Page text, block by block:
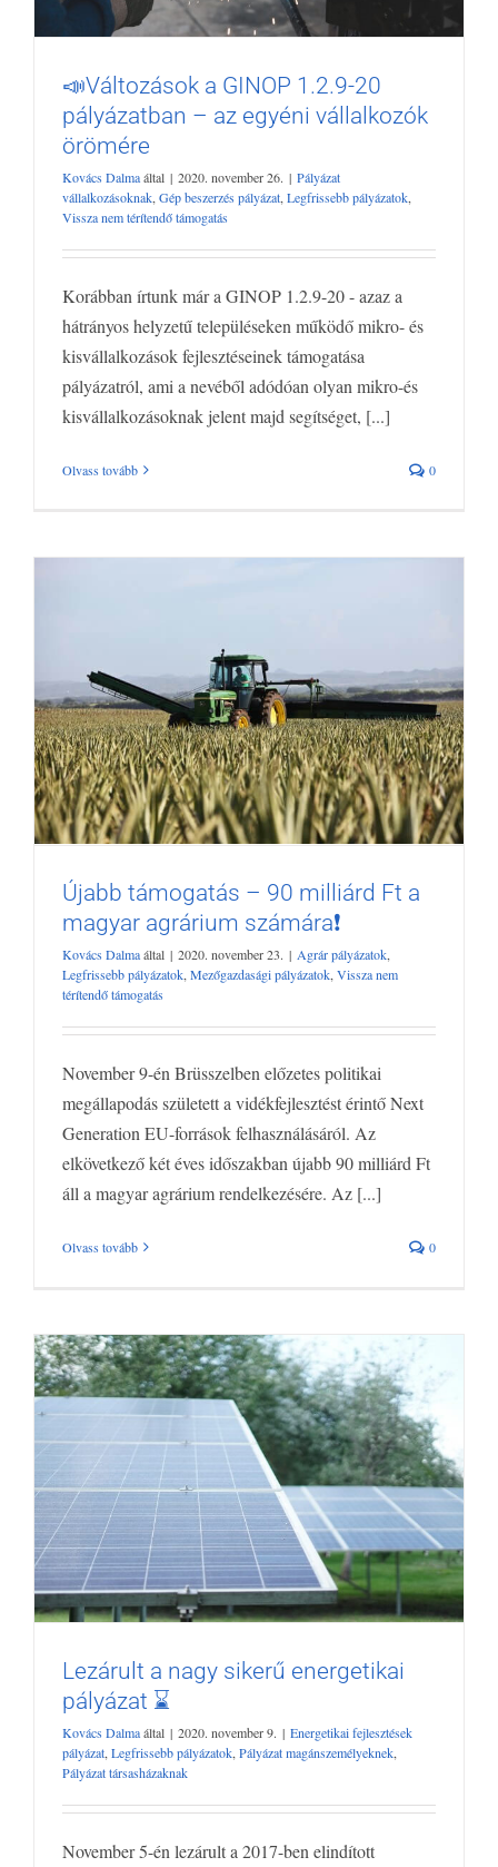
📣Változások a GINOP 1.2.9-20
pályázatban – az egyéni vállalkozók
örömére
Pályázat vállalkozásoknak Gép beszerzés pályázat
pályázatok Vissza nem térítendő támogatás
📣Változások a GINOP 1.2.9-20
pályázatban – az egyéni vállalkozók
örömére
Kovács Dalmaáltal | 2020. november 26. | Pályázat
vállalkozásoknak,Gép beszerzés pályázat,Legfrissebb pályázatok,
Vissza nem térítendő támogatás
Korábban írtunk már a GINOP 1.2.9-20 - azaz a
hátrányos helyzetű településeken működő mikro- és
kisvállalkozások fejlesztéseinek támogatása
pályázatról, ami a nevéből adódóan olyan mikro-és
kisvállalkozásoknak jelent majd segítséget, [...]
Olvass tovább 0
Újabb támogatás – 90 milliárd Ft a
magyar agrárium számára❗
Agrár pályázatok Legfrissebb pályázatok Mezőgazdasági
Újabb támogatás – 90 milliárd Ft a
magyar agrárium számára❗
Kovács Dalmaáltal | 2020. november 23. | Agrár pályázatok,
Legfrissebb pályázatok,Mezőgazdasági pályázatok,Vissza nem
térítendő támogatás
November 9-én Brüsszelben előzetes politikai
megállapodás született a vidékfejlesztést érintő Next
Generation EU-források felhasználásáról. Az
elkövetkező két éves időszakban újabb 90 milliárd Ft
áll a magyar agrárium rendelkezésére. Az [...]
Olvass tovább 0
Lezárult a nagy sikerű energetikai
Energetikai fejlesztések pályázat Legfrissebb pályázatok Pályázat
Lezárult a nagy sikerű energetikai
pályázat ⌛
Kovács Dalmaáltal | 2020. november 9. | Energetikai fejlesztések
pályázat Legfrissebb pályázatok Pályázat magánszemélyeknek
Pályázat társasházaknak
November 5-én lezárult a 2017-ben elindított